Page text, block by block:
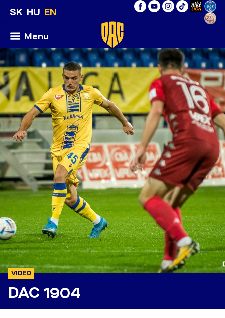
SK HU EN
Menu
VIDEO
DAC 1904